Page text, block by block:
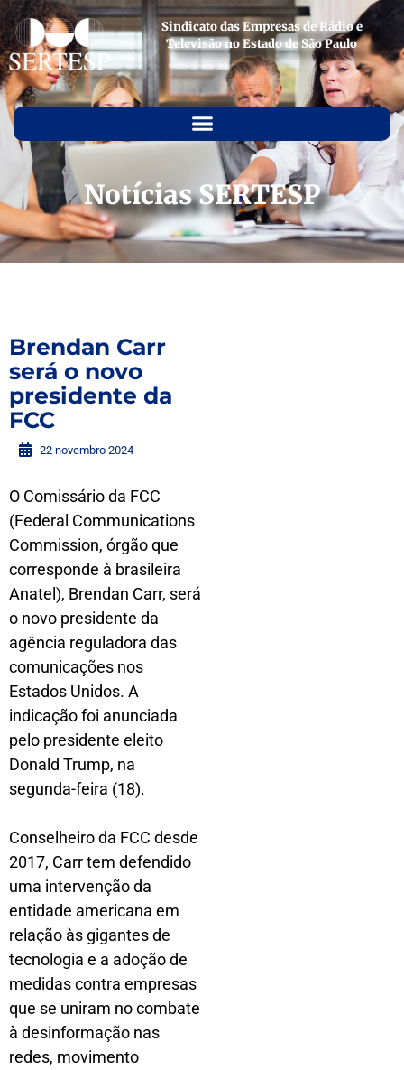
Sindicato das Empresas de Rádio e
Televisão no Estado de São Paulo
Notícias SERTESP
Brendan Carr
será o novo
presidente da
FCC
22 novembro 2024
O Comissário da FCC
(Federal Communications
Commission, órgão que
corresponde à brasileira
Anatel), Brendan Carr, será
o novo presidente da
agência reguladora das
comunicações nos
Estados Unidos. A
indicação foi anunciada
pelo presidente eleito
Donald Trump, na
segunda-feira (18).
Conselheiro da FCC desde
2017, Carr tem defendido
uma intervenção da
entidade americana em
relação às gigantes de
tecnologia e a adoção de
medidas contra empresas
que se uniram no combate
à desinformação nas
redes, movimento